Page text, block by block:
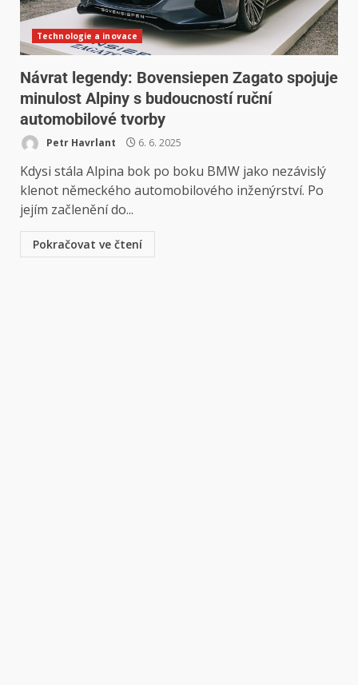
Technologie a inovace
Návrat legendy: Bovensiepen Zagato spojuje
minulost Alpiny s budoucností ruční
automobilové tvorby
Petr Havrlant 6. 6. 2025
Kdysi stála Alpina bok po boku BMW jako nezávislý
klenot německého automobilového inženýrství. Po
jejím začlenění do...
Pokračovat ve čtení